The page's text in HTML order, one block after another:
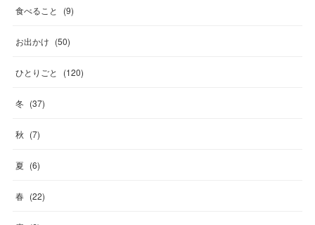
食べること (9)
お出かけ (50)
ひとりごと (120)
冬 (37)
秋 (7)
夏 (6)
春 (22)